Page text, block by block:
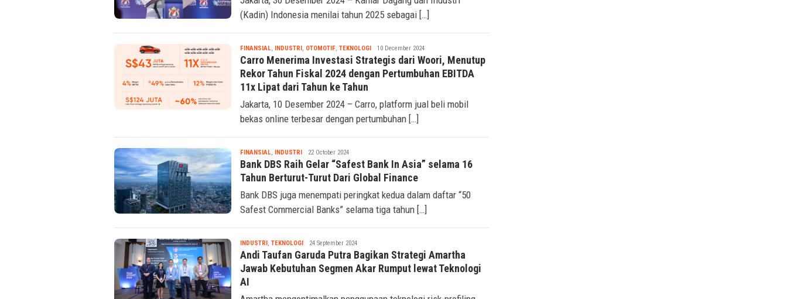
Jakarta, 30 Desember 2024 – Kamar Dagang dan Industri
FINANSIAL,INDUSTRI,OTOMOTIF,TEKNOLOGITsaqif
Ridwan
10 December 2024
Carro Menerima Investasi Strategis dari Woori, Menutup
Rekor Tahun Fiskal 2024 dengan Pertumbuhan EBITDA
11x Lipat dari Tahun ke Tahun
Jakarta, 10 Desember 2024 – Carro, platform jual beli mobil
FINANSIAL,INDUSTRITsaqif
22 October 2024
Bank DBS Raih Gelar “Safest Bank In Asia” selama 16
Bank DBS juga menempati peringkat kedua dalam daftar “50
INDUSTRI,TEKNOLOGITsaqif
24 September 2024
Andi Taufan Garuda Putra Bagikan Strategi Amartha
Jawab Kebutuhan Segmen Akar Rumput lewat Teknologi